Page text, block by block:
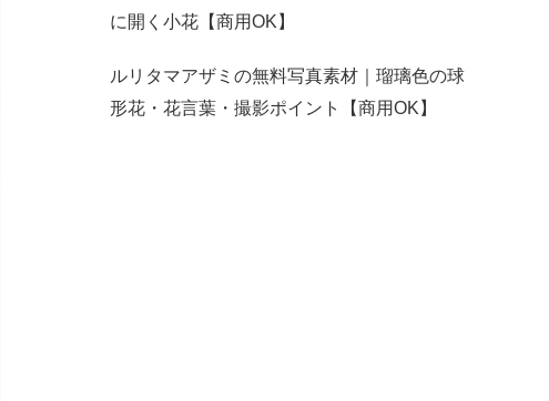
に開く小花【商用OK】
ルリタマアザミの無料写真素材｜瑠璃色の球
形花・花言葉・撮影ポイント【商用OK】